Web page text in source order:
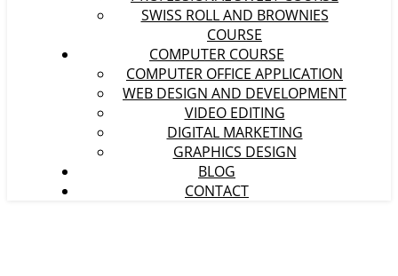
SWISS ROLL AND BROWNIES
COURSE
COMPUTER COURSE
COMPUTER OFFICE APPLICATION
WEB DESIGN AND DEVELOPMENT
VIDEO EDITING
DIGITAL MARKETING
GRAPHICS DESIGN
BLOG
CONTACT